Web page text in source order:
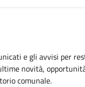
e gli avvisi per
novità,
comunale.